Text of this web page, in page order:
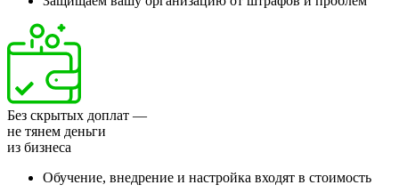
Без скрытых доплат —
не тянем деньги
из бизнеса
Обучение, внедрение и настройка входят в стоимость